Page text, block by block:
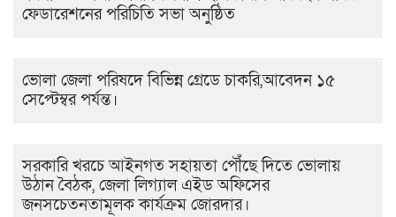
ফেডারেশনের পরিচিতি সভা অনুষ্ঠিত
ভোলা জেলা পরিষদে বিভিন্ন গ্রেডে চাকরি,আবেদন ১৫
সেপ্টেম্বর পর্যন্ত।
সরকারি খরচে আইনগত সহায়তা পৌঁছে দিতে ভোলায়
উঠান বৈঠক, জেলা লিগ্যাল এইড অফিসের
জনসচেতনতামূলক কার্যক্রম জোরদার।